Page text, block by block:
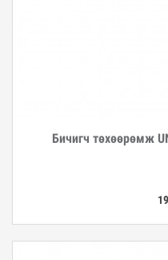
Дэлгэрэнгүй
Бичигч төхөөрөмж